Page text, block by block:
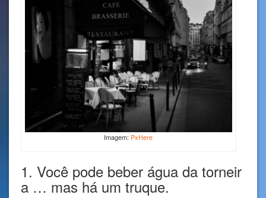
Imagem: PxHere
1. Você pode beber água da torneir
a … mas há um truque.